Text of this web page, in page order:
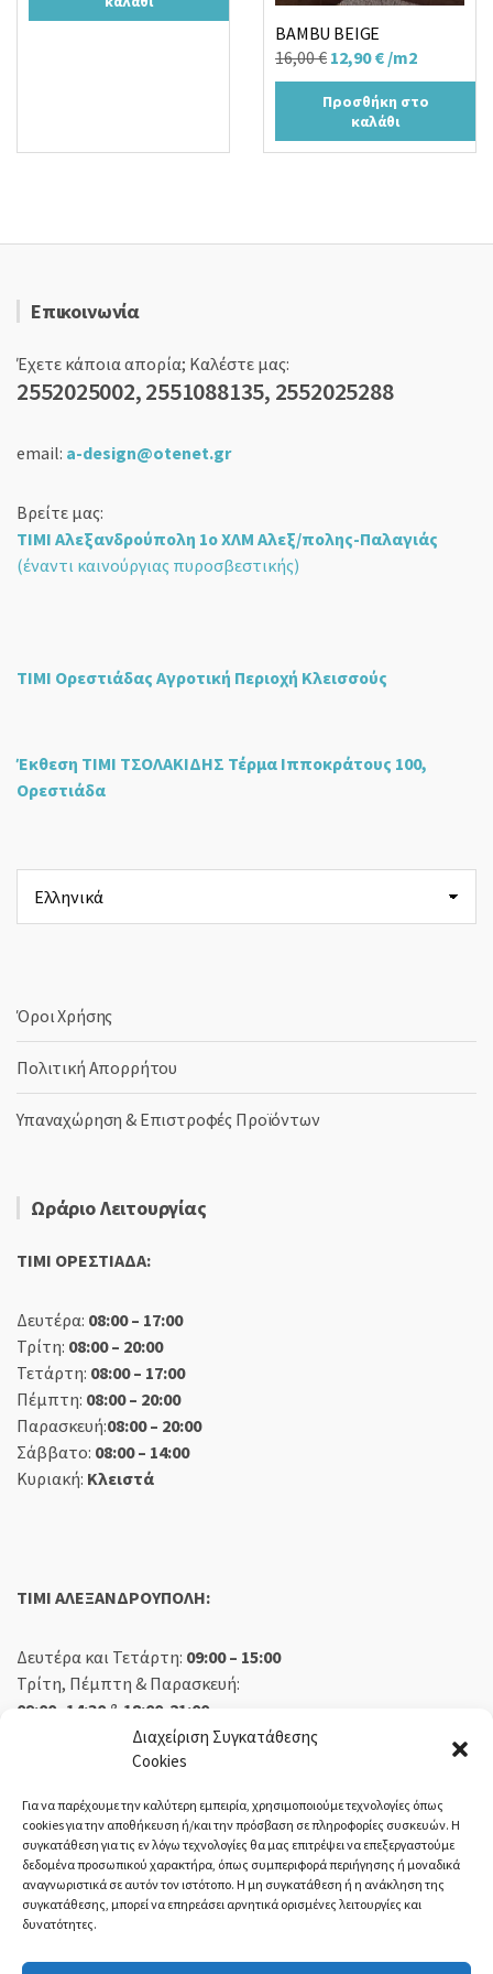
Διαχείριση Συγκατάθεσης
Cookies
Για να παρέχουμε την καλύτερη εμπειρία, χρησιμοποιούμε τεχνολογίες όπως
cookies για την αποθήκευση ή/και την πρόσβαση σε πληροφορίες συσκευών. Η
συγκατάθεση για τις εν λόγω τεχνολογίες θα μας επιτρέψει να επεξεργαστούμε
δεδομένα προσωπικού χαρακτήρα, όπως συμπεριφορά περιήγησης ή μοναδικά
αναγνωριστικά σε αυτόν τον ιστότοπο. Η μη συγκατάθεση ή η ανάκληση της
συγκατάθεσης, μπορεί να επηρεάσει αρνητικά ορισμένες λειτουργίες και
δυνατότητες.
BAMBU BEIGE
16,00€ Original
price
was:
12,90€Η
τρέχουσα
τιμή
/m2
Προσθήκη στο
καλάθι
Επικοινωνία
Έχετε κάποια απορία; Καλέστε μας:
2552025002, 2551088135, 2552025288
email: a-design@otenet.gr
Βρείτε μας:
ΤΙΜΙ Αλεξανδρούπολη 1ο ΧΛΜ Αλεξ/πολης-Παλαγιάς
(έναντι καινούργιας πυροσβεστικής)
ΤΙΜΙ Ορεστιάδας Αγροτική Περιοχή Κλεισσούς
Έκθεση ΤΙΜΙ ΤΣΟΛΑΚΙΔΗΣ Τέρμα Ιπποκράτους 100,
Ορεστιάδα
μια
γλώσσα
Όροι Χρήσης
Πολιτική Απορρήτου
Υπαναχώρηση & Επιστροφές Προϊόντων
Ωράριο Λειτουργίας
TIMI ΟΡΕΣΤΙΑΔΑ:
Δευτέρα: 08:00 – 17:00
Τρίτη: 08:00 – 20:00
Τετάρτη: 08:00 – 17:00
Πέμπτη: 08:00 – 20:00
Παρασκευή:08:00 – 20:00
Σάββατο: 08:00 – 14:00
Κυριακή: Κλειστά
TIMI ΑΛΕΞΑΝΔΡΟΥΠΟΛΗ:
Δευτέρα και Τετάρτη: 09:00 – 15:00
Τρίτη, Πέμπτη & Παρασκευή:
09:00 -14:30 & 18:00-21:00
09:00 – 14:30
Κλειστά
ΕΚΘΕΣΗ ΟΡΕΣΤΙΑΔΑ:
Τρίτη, Πέμπτη, Παρασκευή:08:30 – 14:00 & 18:00 – 21:00